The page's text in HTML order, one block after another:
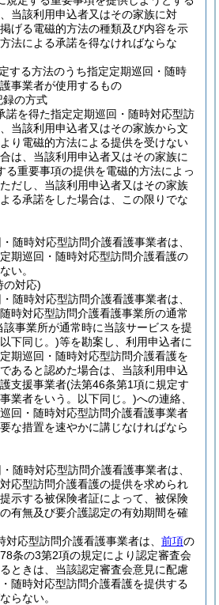
当該利用申込者又はその家族に対
げる電磁的方法の種類及び内容を示
法による承諾を得なければならな
する方法のうち指定定期巡回・随時
事業者が使用するもの
録の方式
諾を得た指定定期巡回・随時対応型訪
当該利用申込者又はその家族から文
り電磁的方法による提供を受けない
は、当該利用申込者又はその家族に
る重要事項の提供を電磁的方法によっ
ただし、当該利用申込者又はその家族
る承諾をした場合は、この限りでな
随時対応型訪問介護看護事業者は、
期巡回・随時対応型訪問介護看護の
い。
の対応)
随時対応型訪問介護看護事業者は、
時対応型訪問介護看護事業所の通常
該事業所が通常時に当該サービスを提
下同じ。)等を勘案し、利用申込者に
期巡回・随時対応型訪問介護看護を
あると認めた場合は、当該利用申込
支援事業者(法第46条第1項に規定す
業者をいう。以下同じ。)への連絡、
回・随時対応型訪問介護看護事業者
な措置を速やかに講じなければなら
随時対応型訪問介護看護事業者は、
応型訪問介護看護の提供を求められ
示する被保険者証によって、被保険
有無及び要介護認定の有効期間を確
応型訪問介護看護事業者は、 前項の
条の3第2項の規定により認定審査会
ときは、当該認定審査会意見に配慮
随時対応型訪問介護看護を提供する
らない。